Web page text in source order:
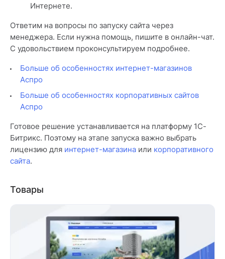
Интернете.
Ответим на вопросы по запуску сайта через
менеджера. Если нужна помощь, пишите в онлайн-чат.
С удовольствием проконсультируем подробнее.
Больше об особенностях интернет-магазинов
Аспро
Больше об особенностях корпоративных сайтов
Аспро
Готовое решение устанавливается на платформу 1С-
Битрикс. Поэтому на этапе запуска важно выбрать
лицензию для интернет-магазина или корпоративного
сайта.
Товары